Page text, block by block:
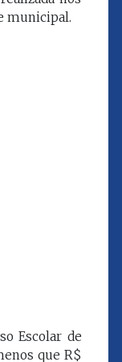
municipal.
Escolar de
que R$
exerceu a
geral
Maranhão no
2024. É
TJMA no
2026.